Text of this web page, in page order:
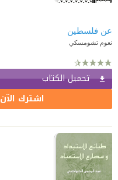
عن فلسطين
نعوم تشومسكي
تحميل الكتاب
اشترك الآن